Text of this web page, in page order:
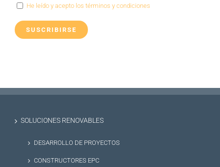
He leído y acepto los términos y condiciones
SOLUCIONES RENOVABLES
DESARROLLO DE PROYECTOS
CONSTRUCTORES EPC